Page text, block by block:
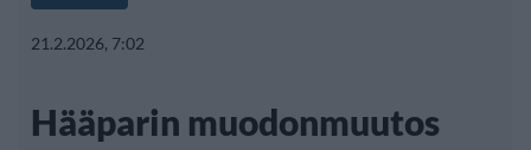
21.2.2026, 7:02
Hääparin muodonmuutos